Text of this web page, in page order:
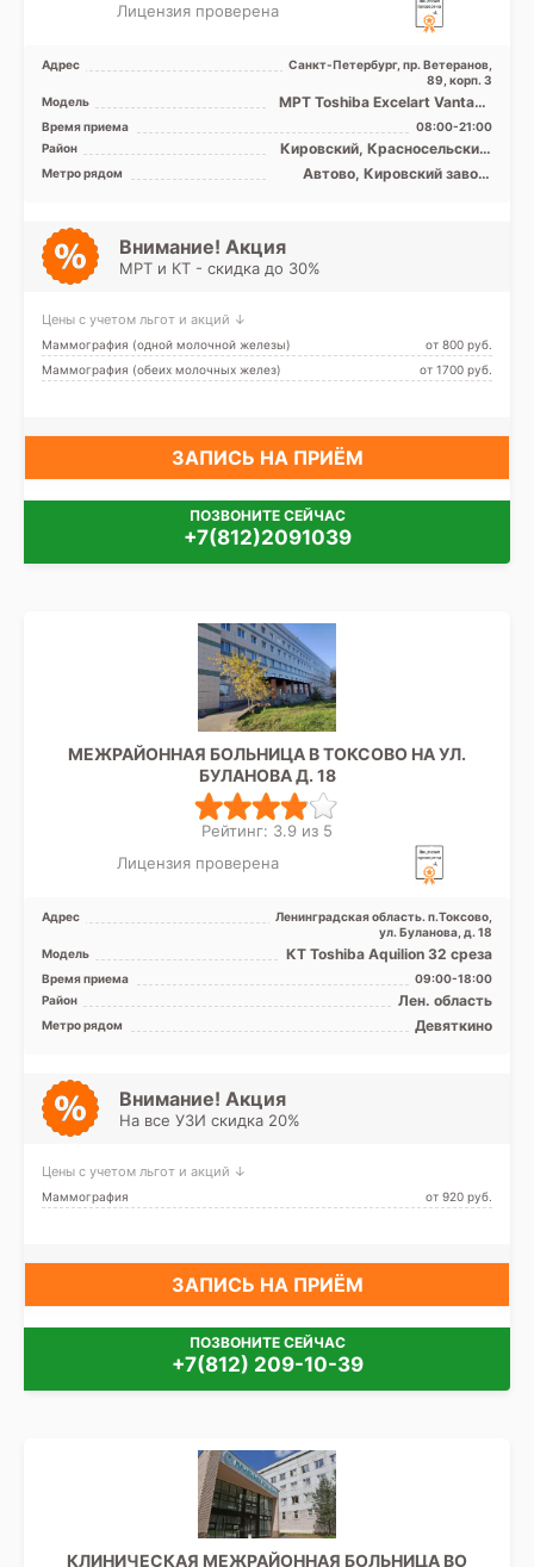
Лицензия проверена
Адрес
Санкт-Петербург, пр. Ветеранов,
89, корп. 3
Модель
МРТ Toshiba Excelart Vantage
1.5T закрытый тип
Время приема
08:00-21:00
Район
Кировский, Красносельский,
Московский,
Петродворцовый, Лен.
Метро рядом
Автово, Кировский завод,
Внимание! Акция
МРТ и КТ - скидка до 30%
Цены с учетом льгот и акций ↓
Маммография (одной молочной железы)
от 800 pуб.
Маммография (обеих молочных желез)
от 1700 pуб.
ЗАПИСЬ НА ПРИЁМ
ПОЗВОНИТЕ СЕЙЧАС
+7(812)2091039
МЕЖРАЙОННАЯ БОЛЬНИЦА В ТОКСОВО НА УЛ.
БУЛАНОВА Д. 18
Рейтинг: 3.9 из 5
Лицензия проверена
Адрес
Ленинградская область. п.Токсово,
ул. Буланова, д. 18
Модель
КТ Toshiba Aquilion 32 среза
Время приема
09:00-18:00
Район
Лен. область
Метро рядом Девяткино
Внимание! Акция
На все УЗИ скидка 20%
Цены с учетом льгот и акций ↓
Маммография от 920 pуб.
ЗАПИСЬ НА ПРИЁМ
ПОЗВОНИТЕ СЕЙЧАС
+7(812) 209-10-39
КЛИНИЧЕСКАЯ МЕЖРАЙОННАЯ БОЛЬНИЦА ВО